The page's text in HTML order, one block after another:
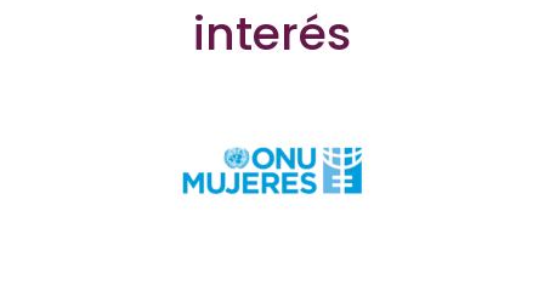
interés